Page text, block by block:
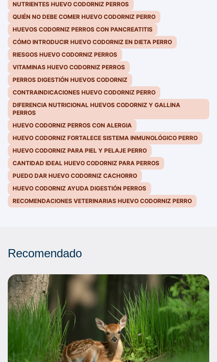
NUTRIENTES HUEVO CODORNIZ PERROS
QUIÉN NO DEBE COMER HUEVO CODORNIZ PERRO
HUEVOS CODORNIZ PERROS CON PANCREATITIS
CÓMO INTRODUCIR HUEVO CODORNIZ EN DIETA PERRO
RIESGOS HUEVO CODORNIZ PERROS
VITAMINAS HUEVO CODORNIZ PERROS
PERROS DIGESTIÓN HUEVOS CODORNIZ
CONTRAINDICACIONES HUEVO CODORNIZ PERRO
DIFERENCIA NUTRICIONAL HUEVOS CODORNIZ Y GALLINA
PERROS
HUEVO CODORNIZ PERROS CON ALERGIA
HUEVO CODORNIZ FORTALECE SISTEMA INMUNOLÓGICO PERRO
HUEVO CODORNIZ PARA PIEL Y PELAJE PERRO
CANTIDAD IDEAL HUEVO CODORNIZ PARA PERROS
PUEDO DAR HUEVO CODORNIZ CACHORRO
HUEVO CODORNIZ AYUDA DIGESTIÓN PERROS
RECOMENDACIONES VETERINARIAS HUEVO CODORNIZ PERRO
Recomendado